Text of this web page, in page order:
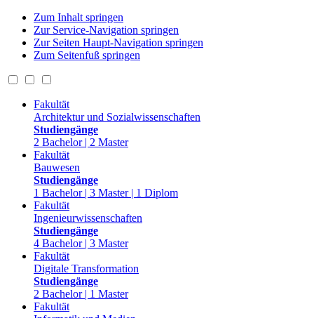
Zum Inhalt springen
Zur Service-Navigation springen
Zur Seiten Haupt-Navigation springen
Zum Seitenfuß springen
Fakultät
Architektur und Sozialwissenschaften
Studiengänge
2 Bachelor | 2 Master
Fakultät
Bauwesen
Studiengänge
1 Bachelor | 3 Master | 1 Diplom
Fakultät
Ingenieurwissenschaften
Studiengänge
4 Bachelor | 3 Master
Fakultät
Digitale Transformation
Studiengänge
2 Bachelor | 1 Master
Fakultät